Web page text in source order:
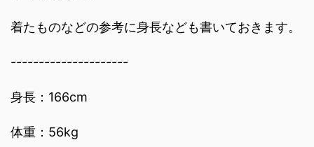
着たものなどの参考に身長なども書いておきます。
---------------------
身長：166cm
体重：56kg